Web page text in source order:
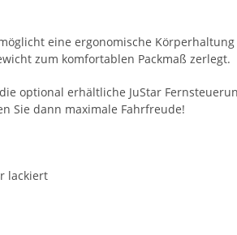
eine ergonomische
zum komfortablen Packmaß zerlegt.
optional erhältliche JuStar
Sie dann maximale Fahrfreude!
lackiert